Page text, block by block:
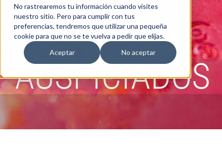
No rastrearemos tu información cuando visites
nuestro sitio. Pero para cumplir con tus
preferencias, tendremos que utilizar una pequeña
cookie para que no se te vuelva a pedir que elijas.
Aceptar
No aceptar
ESTUDIOS
AUSPICIADOS